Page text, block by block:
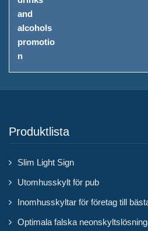
Produktlista
Slim Light Sign
Utomhusskylt för pub
Inomhusskyltar för företag till
Optimala falska